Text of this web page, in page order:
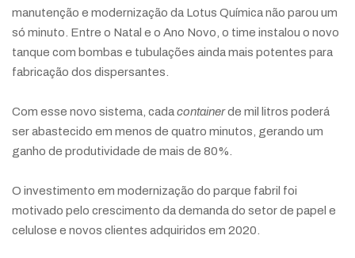
manutenção e modernização da Lotus Química não parou um
só minuto. Entre o Natal e o Ano Novo, o time instalou o novo
tanque com bombas e tubulações ainda mais potentes para
fabricação dos dispersantes.
Com esse novo sistema, cadacontainerde mil litros poderá
ser abastecido em menos de quatro minutos, gerando um
ganho de produtividade de mais de 80%.
O investimento em modernização do parque fabril foi
motivado pelo crescimento da demanda do setor de papel e
celulose e novos clientes adquiridos em 2020.